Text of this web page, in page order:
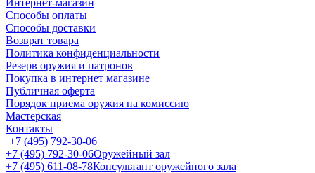
Интернет-магазин
Способы оплаты
Способы доставки
Возврат товара
Политика конфиденциальности
Резерв оружия и патронов
Покупка в интернет магазине
Публичная оферта
Порядок приема оружия на комиссию
Мастерская
Контакты
+7 (495) 792-30-06
+7 (495) 792-30-06Оружейный зал
+7 (495) 611-08-78Консультант оружейного зала